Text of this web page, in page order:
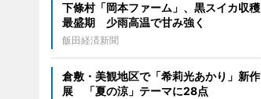
下條村「岡本ファーム」、黒スイカ収穫
最盛期 少雨高温で甘み強く
飯田経済新聞
倉敷・美観地区で「希莉光あかり」新作
展 「夏の涼」テーマに28点